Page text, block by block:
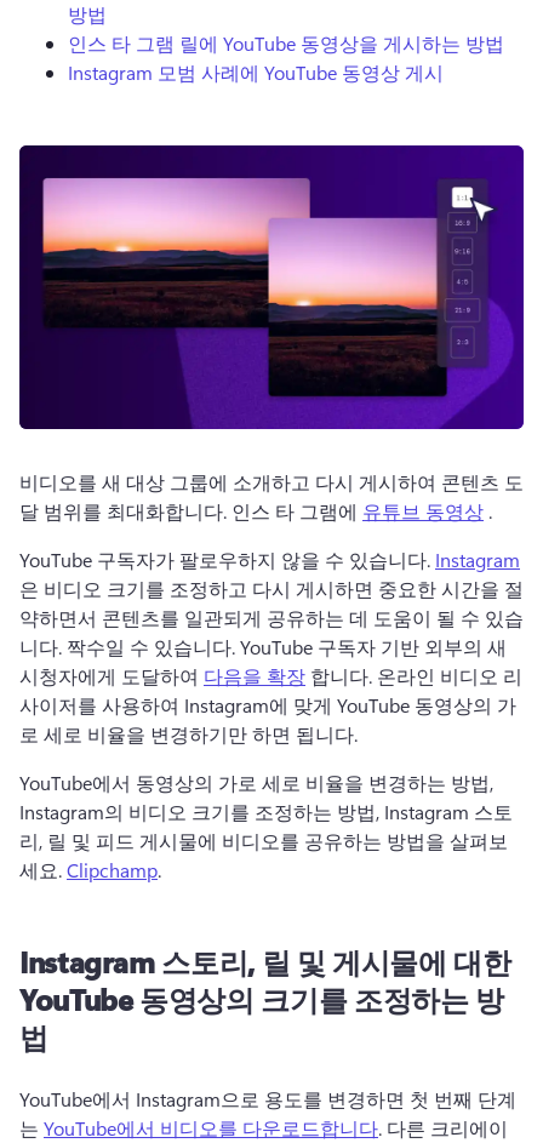
방법
인스 타 그램 릴에 YouTube 동영상을 게시하는 방법
Instagram 모범 사례에 YouTube 동영상 게시
비디오를 새 대상 그룹에 소개하고 다시 게시하여 콘텐츠 도
달 범위를 최대화합니다. 인스 타 그램에 유튜브 동영상 .
YouTube 구독자가 팔로우하지 않을 수 있습니다. Instagram
은 비디오 크기를 조정하고 다시 게시하면 중요한 시간을 절
약하면서 콘텐츠를 일관되게 공유하는 데 도움이 될 수 있습
니다. 짝수일 수 있습니다. YouTube 구독자 기반 외부의 새
시청자에게 도달하여 다음을 확장 합니다. 온라인 비디오 리
사이저를 사용하여 Instagram에 맞게 YouTube 동영상의 가
로 세로 비율을 변경하기만 하면 됩니다.
YouTube에서 동영상의 가로 세로 비율을 변경하는 방법,
Instagram의 비디오 크기를 조정하는 방법, Instagram 스토
리, 릴 및 피드 게시물에 비디오를 공유하는 방법을 살펴보
세요. Clipchamp.
Instagram 스토리, 릴 및 게시물에 대한
YouTube 동영상의 크기를 조정하는 방
법
YouTube에서 Instagram으로 용도를 변경하면 첫 번째 단계
는 YouTube에서 비디오를 다운로드합니다. 다른 크리에이